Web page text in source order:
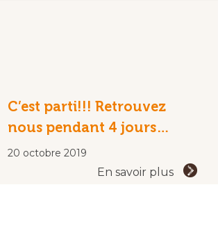
C’est parti!!! Retrouvez
nous pendant 4 jours…
20 octobre 2019
En savoir plus